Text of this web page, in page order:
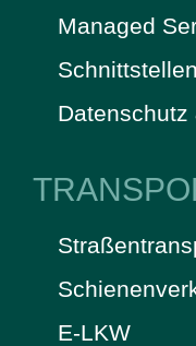
Managed
Schnittstellen
E-LKW